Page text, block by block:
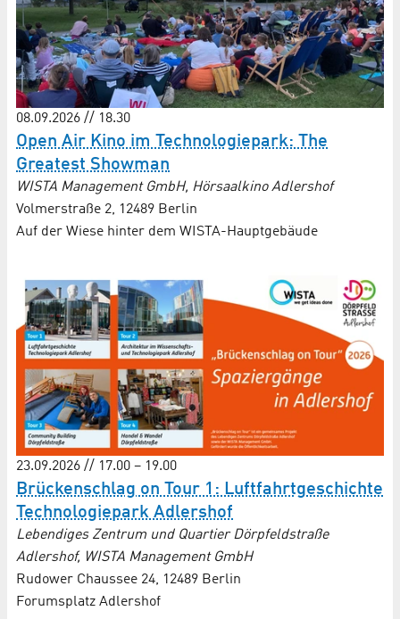
08.09.2026 // 18.30
Open Air Kino im Technologiepark: The
Greatest Showman
WISTA Management GmbH, Hörsaalkino Adlershof
Volmerstraße 2, 12489 Berlin
Auf der Wiese hinter dem WISTA-Hauptgebäude
23.09.2026 // 17.00 – 19.00
Brückenschlag on Tour 1: Luftfahrt­geschichte
Techno­logie­park Adlershof
Lebendiges Zentrum und Quartier Dörpfeldstraße
Adlershof, WISTA Management GmbH
Rudower Chaussee 24, 12489 Berlin
Forumsplatz Adlershof